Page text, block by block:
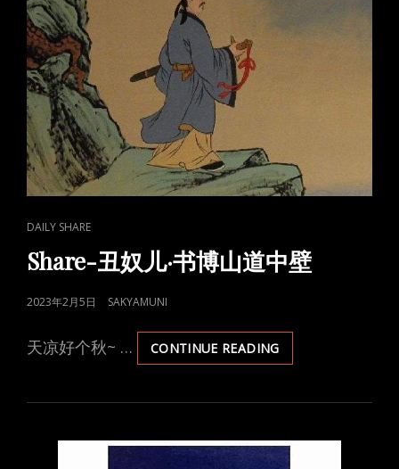
CAT
LINKS
DAILY SHARE
Share-丑奴儿·书博山道中壁
POSTED
2023年2月5日 SAKYAMUNI
天凉好个秋~ … CONTINUE READINGSHARE-
丑
儿
书
博